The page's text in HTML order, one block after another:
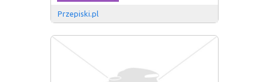
Przepiski.pl